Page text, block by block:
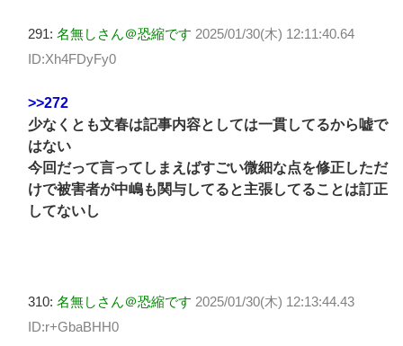
291: 名無しさん＠恐縮です 2025/01/30(木) 12:11:40.64
ID:Xh4FDyFy0
>>272
少なくとも文春は記事内容としては一貫してるから嘘で
はない
今回だって言ってしまえばすごい微細な点を修正しただ
けで被害者が中嶋も関与してると主張してることは訂正
してないし
310: 名無しさん＠恐縮です 2025/01/30(木) 12:13:44.43
ID:r+GbaBHH0